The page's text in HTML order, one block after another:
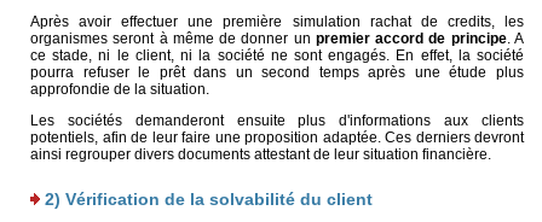
Après avoir effectuer une première simulation rachat de credits, les
organismes seront à même de donner un premier accord de principe. A
ce stade, ni le client, ni la société ne sont engagés. En effet, la société
pourra refuser le prêt dans un second temps après une étude plus
approfondie de la situation.
Les sociétés demanderont ensuite plus d'informations aux clients
potentiels, afin de leur faire une proposition adaptée. Ces derniers devront
ainsi regrouper divers documents attestant de leur situation financière.
2) Vérification de la solvabilité du client